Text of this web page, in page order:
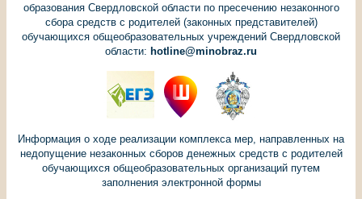
образования Свердловской области по пресечению незаконного
сбора средств с родителей (законных представителей)
обучающихся общеобразовательных учреждений Свердловской
области: hotline@minobraz.ru
Информация о ходе реализации комплекса мер, направленных на
недопущение незаконных сборов денежных средств с родителей
обучающихся общеобразовательных организаций путем
заполнения электронной формы